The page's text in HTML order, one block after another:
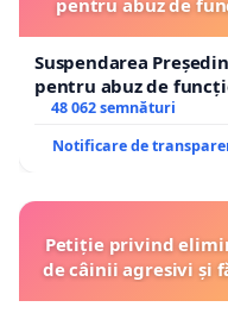
- persoane cu
cardiovasculare.
produce disconfort,
pirotehnice
contribuie la
pentru abuz de
Suspendarea
pentru abuz de
48 062 semnături
Notificare de
Petiție privind
de câinii agresivi și